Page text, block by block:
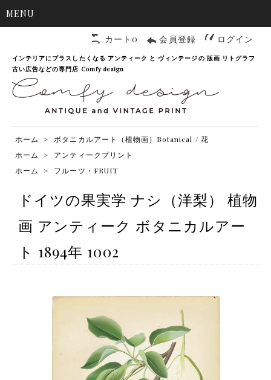
MENU
カート0 会員登録 ログイン
インテリアにプラスしたくなる アンティーク と ヴィンテージの 版画 リトグラフ
古い広告などの専門店 Comfy design
ホーム >
ボタニカルアート（植物画）Botanical / 花
ホーム
>
アンティークプリント
ホーム
> フルーツ・FRUIT
ドイツの果実学 ナシ（洋梨） 植物
画 アンティーク ボタニカルアー
ト 1894年 1002